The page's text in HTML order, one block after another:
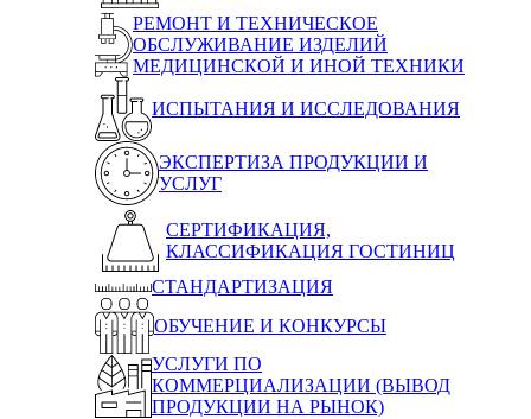
РЕМОНТ И ТЕХНИЧЕСКОЕ
ОБСЛУЖИВАНИЕ ИЗДЕЛИЙ
МЕДИЦИНСКОЙ И ИНОЙ ТЕХНИКИ
ИСПЫТАНИЯ И ИССЛЕДОВАНИЯ
ЭКСПЕРТИЗА ПРОДУКЦИИ И
УСЛУГ
СЕРТИФИКАЦИЯ,
КЛАССИФИКАЦИЯ ГОСТИНИЦ
СТАНДАРТИЗАЦИЯ
ОБУЧЕНИЕ И КОНКУРСЫ
УСЛУГИ ПО
КОММЕРЦИАЛИЗАЦИИ (ВЫВОД
ПРОДУКЦИИ НА РЫНОК)